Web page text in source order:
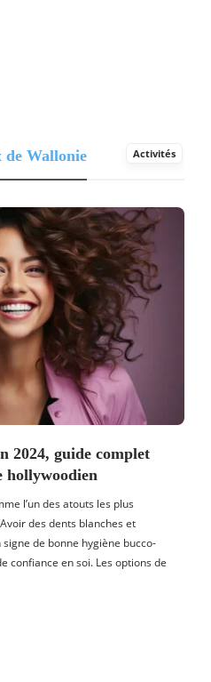
de Wallonie Activités
2024, guide complet
l’un des atouts les plus
des dents blanches et
de bonne hygiène bucco-
confiance en soi. Les options de